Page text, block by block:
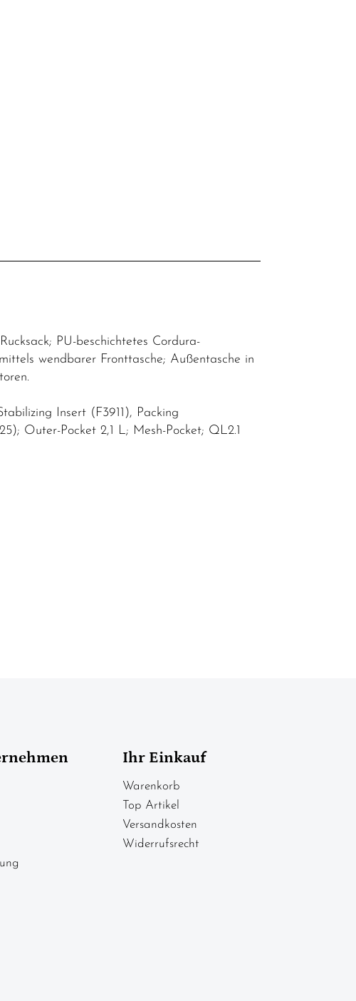
PU-beschichtetes Cordura-
wendbarer Fronttasche; Außentasche in
Insert (F3911), Packing
Outer-Pocket 2,1 L; Mesh-Pocket; QL2.1
Ihr Einkauf
Warenkorb
Top Artikel
Versandkosten
Widerrufsrecht